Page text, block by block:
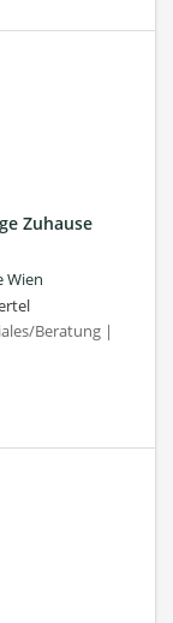
Zuhause
Wien
Beratung |